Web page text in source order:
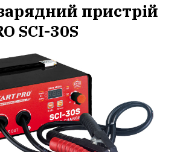
пристрій
SCI-30S